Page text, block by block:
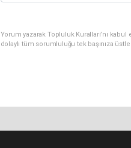
Yorum yazarak Topluluk Kuralları’nı
dolaylı tüm sorumluluğu tek başınıza